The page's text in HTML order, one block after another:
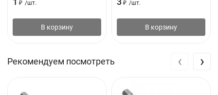
₽ /шт.
В корзину
₽ /шт.
В корзину
Рекомендуем посмотреть ‹ ›